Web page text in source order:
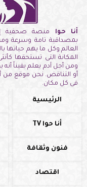
أنا حوا منصة صحفية
بمصداقية تامة وسرعة
العالم وكل ما يهم
المكانة التى تستحقها
ومن أجل آدم يعلم يقيناً
أو التناقض. نحن موقع من
فى كل مكان.
الرئيسية
أنا حوا TV
فنون وثقافة
اقتصاد